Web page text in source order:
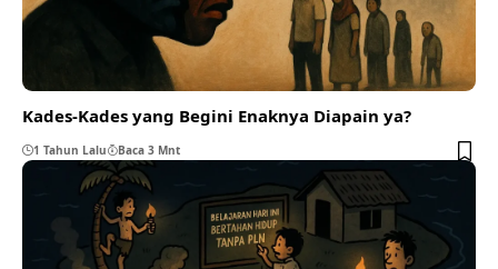
Kades-Kades yang Begini Enaknya Diapain ya?
1 Tahun Lalu Baca 3 Mnt